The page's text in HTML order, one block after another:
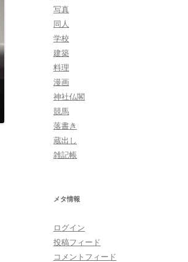
写真
同人
学校
建築
料理
漫画
神社仏閣
競馬
落書き
蔵出し
雑記帳
メタ情報
ログイン
投稿フィード
コメントフィード